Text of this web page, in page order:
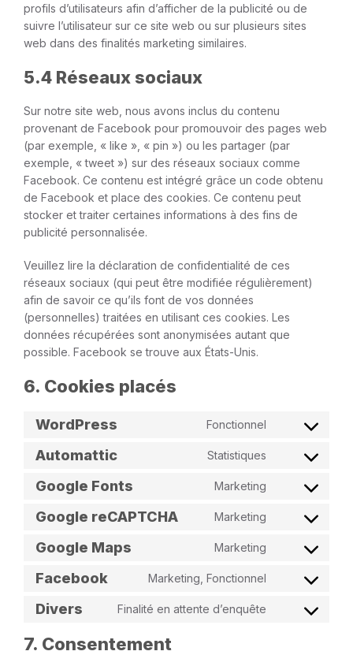
profils d’utilisateurs afin d’afficher de la publicité ou de
suivre l’utilisateur sur ce site web ou sur plusieurs sites
web dans des finalités marketing similaires.
5.4 Réseaux sociaux
Sur notre site web, nous avons inclus du contenu
provenant de Facebook pour promouvoir des pages web
(par exemple, « like », « pin ») ou les partager (par
exemple, « tweet ») sur des réseaux sociaux comme
Facebook. Ce contenu est intégré grâce un code obtenu
de Facebook et place des cookies. Ce contenu peut
stocker et traiter certaines informations à des fins de
publicité personnalisée.
Veuillez lire la déclaration de confidentialité de ces
réseaux sociaux (qui peut être modifiée régulièrement)
afin de savoir ce qu’ils font de vos données
(personnelles) traitées en utilisant ces cookies. Les
données récupérées sont anonymisées autant que
possible. Facebook se trouve aux États-Unis.
6. Cookies placés
WordPress Fonctionnel
Consent
wordpress
Automattic Statistiques
Consent
automattic
Google Fonts Marketing
Consent
google-
Google reCAPTCHA Marketing
Consent
google-
Google Maps Marketing
Consent
google-
Facebook Marketing, Fonctionnel
Consent
facebook
Divers Finalité en attente d’enquête
Consent
7. Consentement